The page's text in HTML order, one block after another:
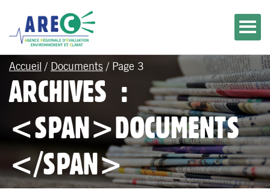
Accueil / Documents / Page 3
ARCHIVES :
<SPAN>DOCUMENTS
</SPAN>